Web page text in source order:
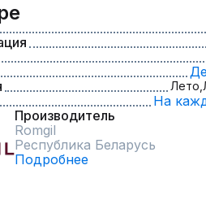
Лето,
На
Производитель
Romgil
Республика Беларусь
Подробнее